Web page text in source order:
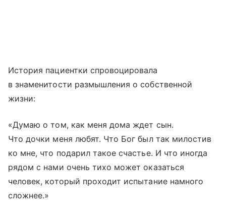
История пациентки спровоцировала
в знаменитости размышления о собственной
жизни:
«Думаю о том, как меня дома ждет сын.
Что дочки меня любят. Что Бог был так милостив
ко мне, что подарил такое счастье. И что иногда
рядом с нами очень тихо может оказаться
человек, который проходит испытание намного
сложнее.»